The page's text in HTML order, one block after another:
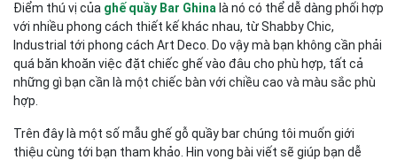
Điểm thú vị của g hế quầy Bar Ghina là nó có thể dễ dàng phối hợp
với nhiều phong cách thiết kế khác nhau, từ Shabby Chic,
Industrial tới phong cách Art Deco. Do vậy mà bạn không cần phải
quá băn khoăn việc đặt chiếc ghế vào đâu cho phù hợp, tất cả
những gì bạn cần là một chiếc bàn với chiều cao và màu sắc phù
hợp.
Trên đây là một số mẫu ghế gỗ quầy bar chúng tôi muốn giới
thiệu cùng tới bạn tham khảo. Hin vong bài viết sẽ giúp bạn dễ